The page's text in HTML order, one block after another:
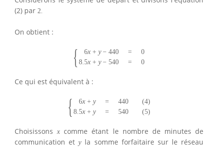
(2) par 2.
On obtient :
{ 6x + y − 440 =
0
8.5x + y − 540 = 0
Ce qui est équivalent à :
{ 6x + y = 440 (4)
8.5x + y = 540 (5)
Choisissonsx comme étant le nombre de minutes de
communication ety la somme forfaitaire sur le réseau